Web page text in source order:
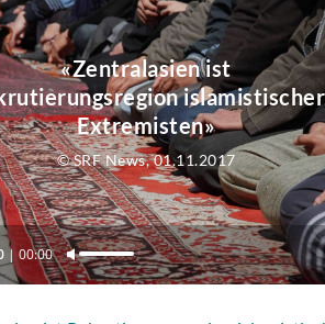
«Zentralasien ist
islamistischer
Extremisten»
© SRF News, 01.11.2017
00:00
P
f